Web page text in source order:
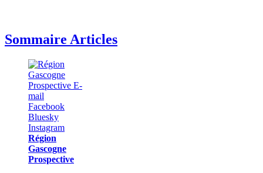
Sommaire Articles
Région
Gascogne
Prospective